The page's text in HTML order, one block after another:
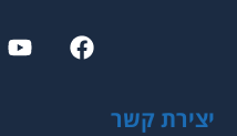
יצירת קשר